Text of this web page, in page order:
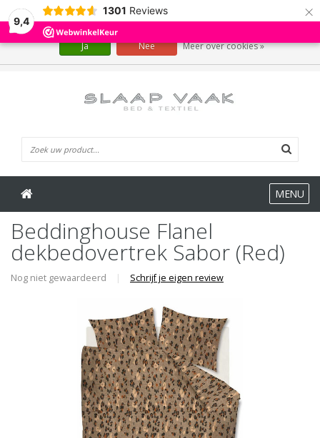
9,4
1301 Reviews ×
MENU
Beddinghouse Flanel
dekbedovertrek Sabor (Red)
Nog niet gewaardeerd | Schrijf je eigen review
Wij slaan cookies op om onze website te verbeteren. Is dat akkoord?
Ja Nee Meer over cookies »